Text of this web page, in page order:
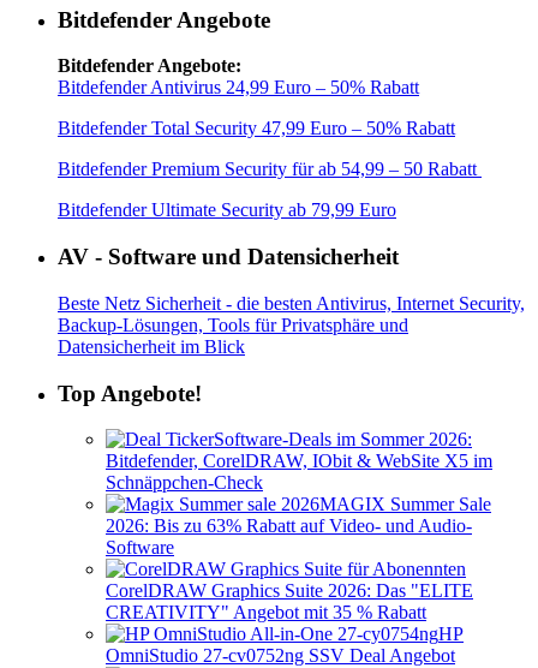
Bitdefender Angebote
Bitdefender Angebote:
Bitdefender Antivirus 24,99 Euro – 50% Rabatt
Bitdefender Total Security 47,99 Euro – 50% Rabatt
Bitdefender Premium Security für ab 54,99 – 50 Rabatt
Bitdefender Ultimate Security ab 79,99 Euro
AV - Software und Datensicherheit
Beste Netz Sicherheit - die besten Antivirus, Internet Security,
Backup-Lösungen, Tools für Privatsphäre und
Datensicherheit im Blick
Top Angebote!
Software-Deals im Sommer 2026:
Bitdefender, CorelDRAW, IObit & WebSite X5 im
Schnäppchen-Check
MAGIX Summer Sale
2026: Bis zu 63% Rabatt auf Video- und Audio-
Software
CorelDRAW Graphics Suite 2026: Das "ELITE
CREATIVITY" Angebot mit 35 % Rabatt
HP
OmniStudio 27-cv0752ng SSV Deal Angebot